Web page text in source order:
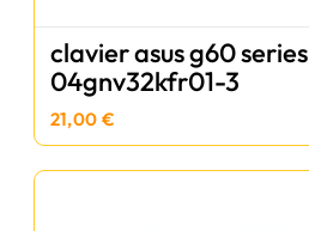
clavier asus g60 series
04gnv32kfr01-3
21,00 €